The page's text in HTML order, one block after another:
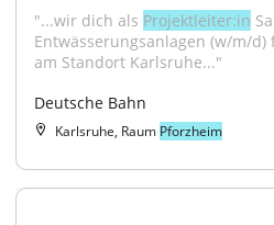
"...wir dich als Projektleiter:in
Entwässerungsanlagen (w/m/d)
am Standort Karlsruhe..."
Deutsche Bahn
Karlsruhe, Raum Pforzheim